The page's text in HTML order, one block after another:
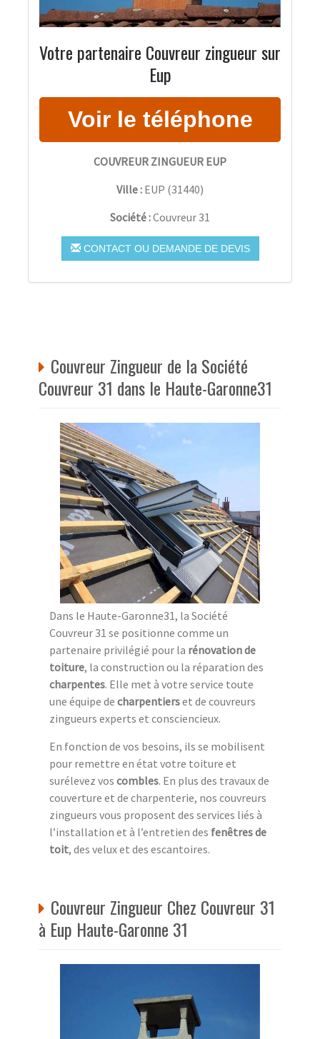
Votre partenaire Couvreur zingueur sur
Eup
COUVREUR ZINGUEUR EUP
Ville : EUP (31440)
Société :Couvreur 31
CONTACT OU DEMANDE DE DEVIS
Couvreur Zingueur de la Société
Couvreur 31 dans le Haute-Garonne31
Dans le Haute-Garonne31, la Société
Couvreur 31 se positionne comme un
partenaire privilégié pour la rénovation de
toiture, la construction ou la réparation des
charpentes. Elle met à votre service toute
une équipe de charpentierset de couvreurs
zingueurs experts et consciencieux.
En fonction de vos besoins, ils se mobilisent
pour remettre en état votre toiture et
surélevez vos combles. En plus des travaux de
couverture et de charpenterie, nos couvreurs
zingueurs vous proposent des services liés à
l’installation et à l’entretien des fenêtres de
toit, des velux et des escantoires.
Couvreur Zingueur Chez Couvreur 31
à Eup Haute-Garonne 31